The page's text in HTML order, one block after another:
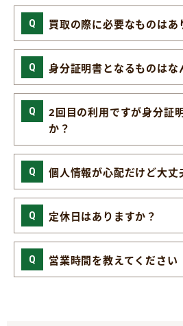
買取の際に必要なものはあ
身分証明書となるものはな
2回目の利用ですが身分証
か？
個人情報が心配だけど大丈
定休日はありますか？
営業時間を教えてください